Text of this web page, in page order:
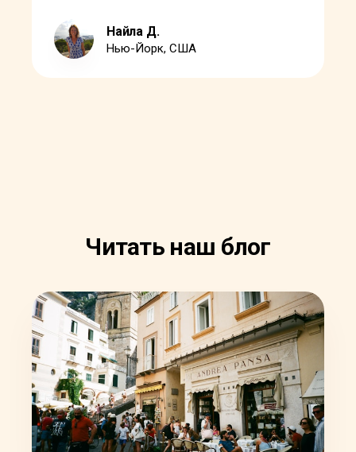
Найла Д.
Нью-Йорк, США
Читать наш блог